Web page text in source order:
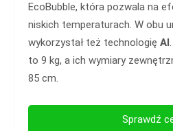
EcoBubble, która pozwala na
niskich temperaturach. W obu
wykorzystał też technologię AI
to 9 kg, a ich wymiary
85 cm.
Sprawdź